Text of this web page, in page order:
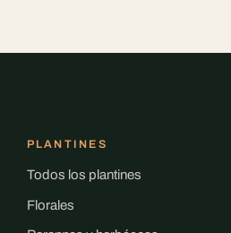
PLANTINES
Todos los plantines
Florales